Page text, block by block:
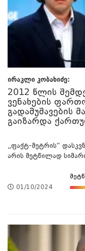
ირაკლი კობახიძე:
2012 წლის
ვენახების
გადამუშავების
გაიზარდა
„ფაქტ-მეტრის“
არის მეტწილად
01/10/2024